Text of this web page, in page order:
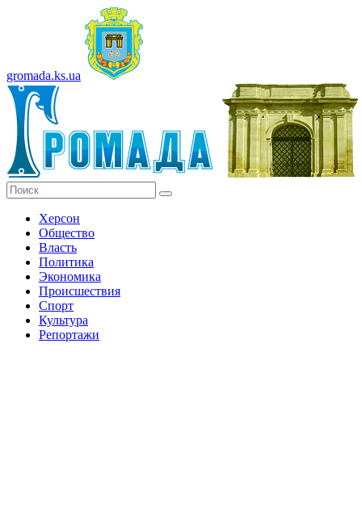
gromada.ks.ua
Херсон
Общество
Власть
Политика
Экономика
Происшествия
Спорт
Культура
Репортажи